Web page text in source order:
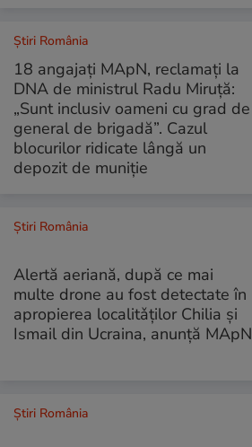
Știri România
18 angajați MApN, reclamați la
DNA de ministrul Radu Miruță:
„Sunt inclusiv oameni cu grad de
general de brigadă”. Cazul
blocurilor ridicate lângă un
depozit de muniție
Știri România
Alertă aeriană, după ce mai
multe drone au fost detectate în
apropierea localitǎţilor Chilia şi
Ismail din Ucraina, anunță MApN
Știri România